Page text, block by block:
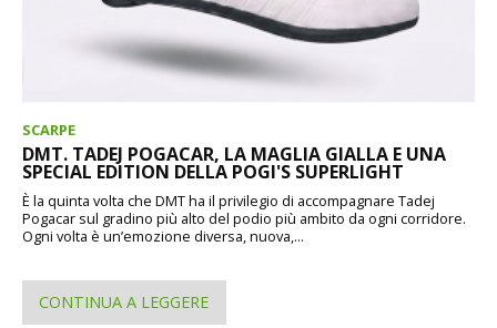
SCARPE
DMT. TADEJ POGACAR, LA MAGLIA GIALLA E UNA
SPECIAL EDITION DELLA POGI'S SUPERLIGHT
È la quinta volta che DMT ha il privilegio di accompagnare Tadej
Pogacar sul gradino più alto del podio più ambito da ogni corridore.
Ogni volta è un’emozione diversa, nuova,...
CONTINUA A LEGGERE